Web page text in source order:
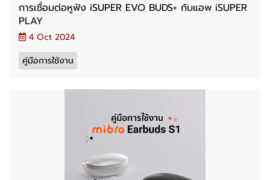
การเชื่อมต่อหูฟัง iSUPER EVO BUDS+ กับแอพ iSUPER
PLAY
4 Oct 2024
คู่มือการใช้งาน